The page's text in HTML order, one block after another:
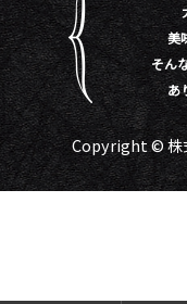
美
そん
あ
Copyright © 株